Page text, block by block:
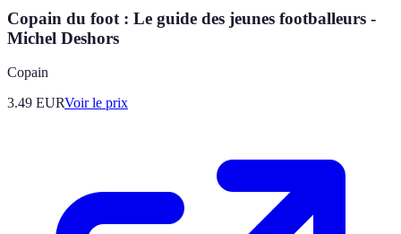
Copain du foot : Le guide des jeunes footballeurs -
Michel Deshors
Copain
3.49 EURVoir le prix